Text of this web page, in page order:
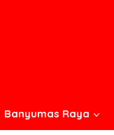
Banyumas Raya